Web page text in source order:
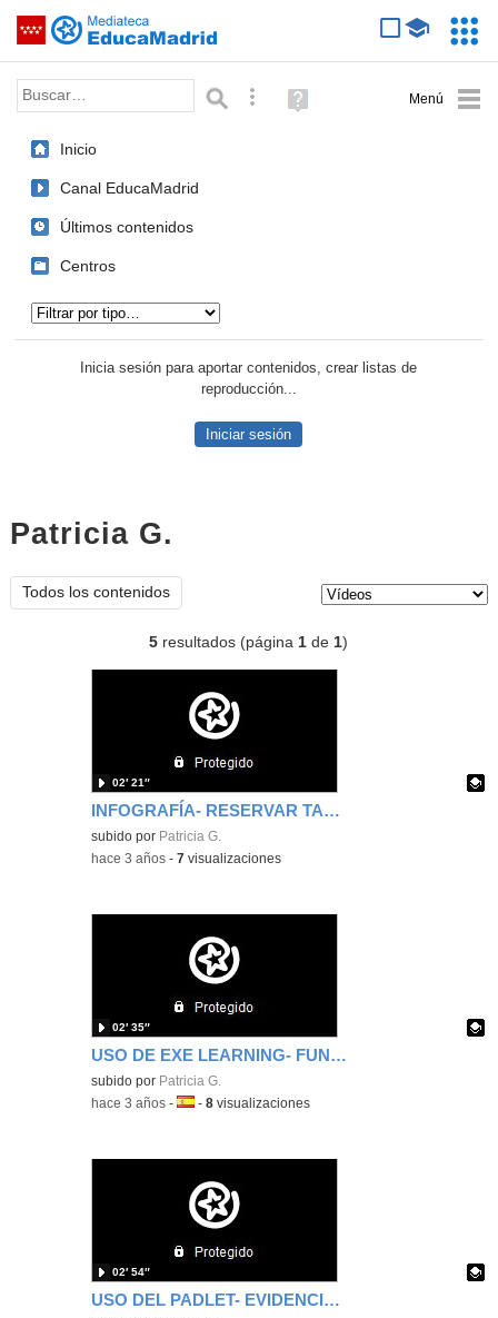
Saltar navegación
Palabra o frase: Búsqueda avanzada
Ayuda
(en
Inicio
Canal EducaMadrid
Últimos contenidos
Centros
Inicia sesión para aportar contenidos, crear listas de
reproducción...
Iniciar sesión
Patricia G.
Todos los contenidos
5 resultados (página1 de1)
INFOGRAFÍA- RESERVAR TABLETS
Contenido educativo.
subido por Patricia G.
02′ 21″
-hace 3 años -7 visualizaciones
USO DE EXE LEARNING- FUNDAMENTALES
Contenido educativo.
subido por Patricia G.
02′ 35″
-hace 3 años -Idioma:
-8 visualizaciones
USO DEL PADLET- EVIDENCIAS FUNDAMENTALES
02′ 54″